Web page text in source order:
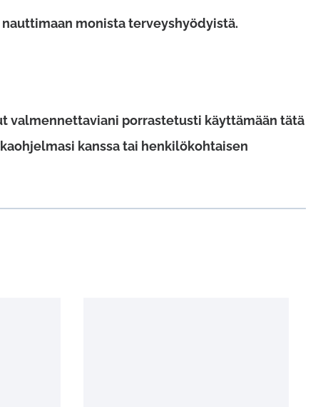
monista terveyshyödyistä.
valmennettaviani porrastetusti käyttämään tätä
kanssa tai henkilökohtaisen